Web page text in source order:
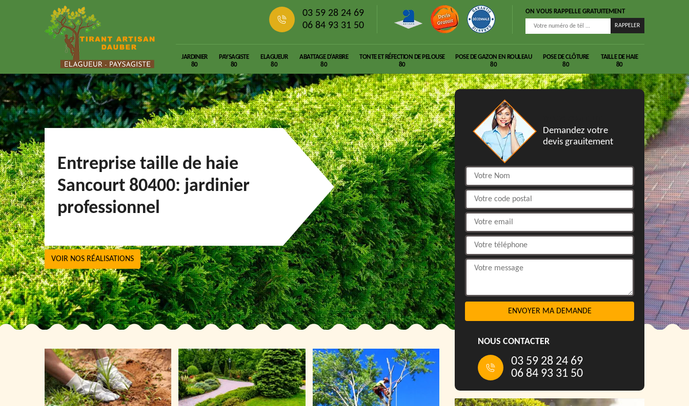
03 59 28 24 69
06 84 93 31 50
ON VOUS RAPPELLE GRATUITEMENT
JARDINIER
80
PAYSAGISTE
80
ELAGUEUR
80
ABATTAGE D'ARBRE
80
TONTE ET RÉFECTION DE PELOUSE
80
POSE DE GAZON EN ROULEAU
80
POSE DE CLÔTURE
80
TAILLE DE HAIE
80
Entreprise taille de haie
Sancourt 80400: jardinier
professionnel
VOIR NOS RÉALISATIONS
Demandez votre
devis grauitement
NOUS CONTACTER
03 59 28 24 69
06 84 93 31 50